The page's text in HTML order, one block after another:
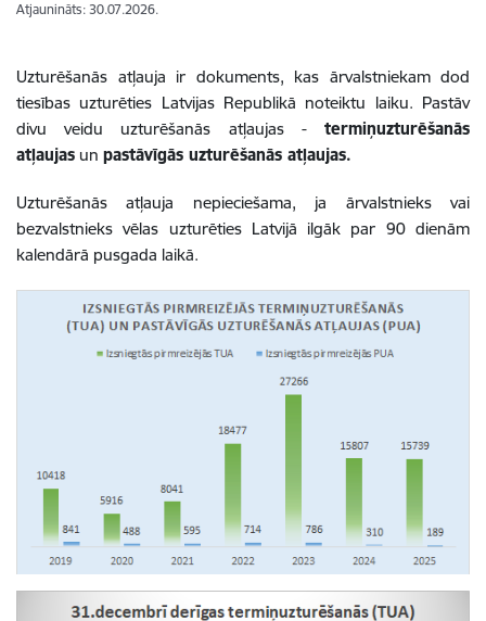
Atjaunināts: 30.07.2026.
Uzturēšanās atļauja ir dokuments, kas ārvalstniekam dod
tiesības uzturēties Latvijas Republikā noteiktu laiku. Pastāv
divu veidu uzturēšanās atļaujas - termiņuzturēšanās
atļaujas un pastāvīgās uzturēšanās atļaujas.
Uzturēšanās atļauja nepieciešama, ja ārvalstnieks vai
bezvalstnieks vēlas uzturēties Latvijā ilgāk par 90 dienām
kalendārā pusgada laikā.